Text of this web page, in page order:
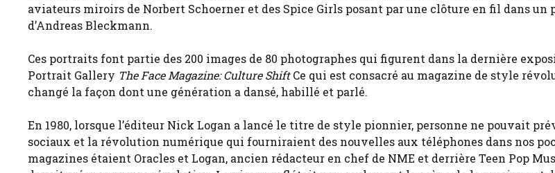
aviateurs miroirs de Norbert Schoerner et des Spice Girls posant par une clôture en fil dans un
d’Andreas Bleckmann.
Ces portraits font partie des 200 images de 80 photographes qui figurent dans la dernière
Portrait Gallery The Face Magazine: Culture ShiftCe qui est consacré au magazine de style
changé la façon dont une génération a dansé, habillé et parlé.
En 1980, lorsque l’éditeur Nick Logan a lancé le titre de style pionnier, personne ne pouvait
sociaux et la révolution numérique qui fourniraient des nouvelles aux téléphones dans nos
magazines étaient Oracles et Logan, ancien rédacteur en chef de NME et derrière Teen Pop